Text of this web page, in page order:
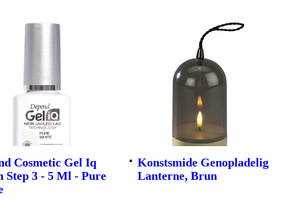
Cosmetic Gel Iq
Step 3 - 5 Ml - Pure
Konstsmide Genopladelig
Lanterne, Brun